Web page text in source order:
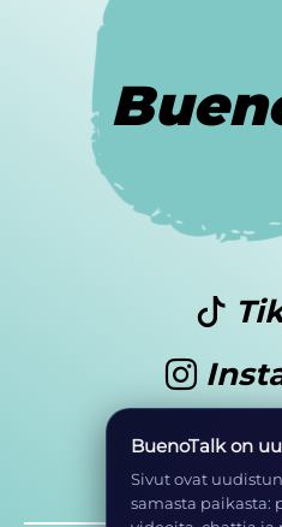
BuenoTalk on
Sivut ovat
samasta paikasta: